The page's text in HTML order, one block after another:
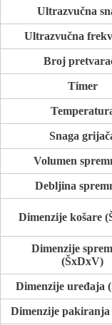
Ultrazvučna
Ultrazvučna
Broj
Timer
Snaga
Volumen
Debljina
Dimenzije košare
Dimenzije
(ŠxDxV)
Dimenzije uređaja
Dimenzije